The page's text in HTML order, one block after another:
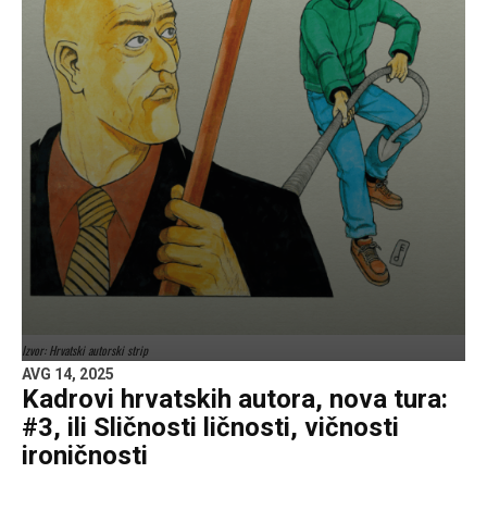
Izvor: Hrvatski autorski strip
AVG 14, 2025
Kadrovi hrvatskih autora, nova tura:
#3, ili Sličnosti ličnosti, vičnosti
ironičnosti